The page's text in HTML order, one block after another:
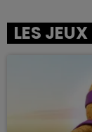
LES JEUX